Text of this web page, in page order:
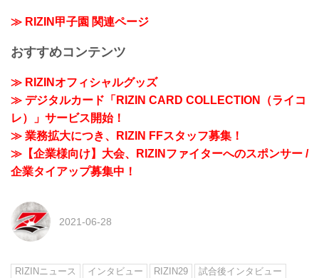
≫ RIZIN甲子園 関連ページ
おすすめコンテンツ
≫ RIZINオフィシャルグッズ
≫ デジタルカード「RIZIN CARD COLLECTION（ライコ
レ）」サービス開始！
≫ 業務拡大につき、RIZIN FFスタッフ募集！
≫【企業様向け】大会、RIZINファイターへのスポンサー /
企業タイアップ募集中！
2021-06-28
RIZINニュース インタビュー RIZIN29
試合後インタビュー